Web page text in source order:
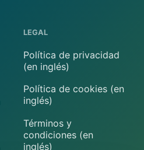
LEGAL
Política de privacidad
(en inglés)
Política de cookies (en
inglés)
Términos y
condiciones (en
inglés)